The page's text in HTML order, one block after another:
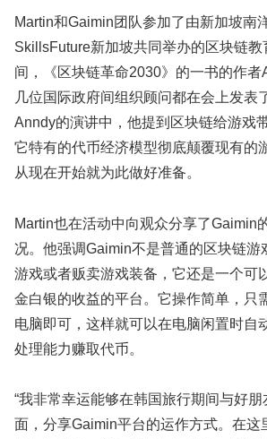
Martin和Gaimin团队参加了由新加坡南
SkillsFuture新加坡共同举办的区块链
间，《区块链革命2030》的一书的作者
几位国际政府间组织顾问都在会上发表
Anndy的演讲中，他提到区块链给游戏
它特有的代币经济模型彻底颠覆现有的
从现在开始就为此做好准备。
Martin也在活动中向观众分享了Gaimin
况。他强调Gaimin不是普通的区块链游
游戏或者贩卖游戏装备，它还是一个可
金白银的收益的平台。它操作简单，只
电脑即可，这样就可以在电脑闲置时自
处理能力赚取代币。
“我非常幸运能够在韩国旅行期间与好
面，分享Gaimin平台的运作方式。在这